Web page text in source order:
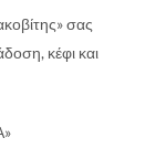
σας
κέφι και